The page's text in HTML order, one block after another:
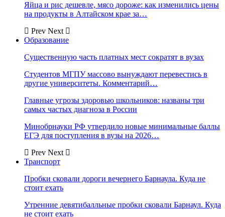
Яйца и рис дешевле, мясо дороже: как изменились цены
на продукты в Алтайском крае за…
Prev Next
Образование
Существенную часть платных мест сократят в вузах
Студентов МГПУ массово вынуждают перевестись в
другие университеты. Комментарий…
Главные угрозы здоровью школьников: названы три
самых частых диагноза в России
Минобрнауки РФ утвердило новые минимальные баллы
ЕГЭ для поступления в вузы на 2026…
Prev Next
Транспорт
Пробки сковали дороги вечернего Барнаула. Куда не
стоит ехать
Утренние девятибалльные пробки сковали Барнаул. Куда
не стоит ехать